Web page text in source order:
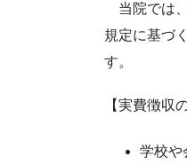
当院では
規定に基づ
す。
【実費徴収
学校や